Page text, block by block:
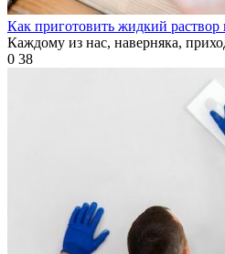
Как приготовить жидкий
Каждому из нас, наверняка,
0 38